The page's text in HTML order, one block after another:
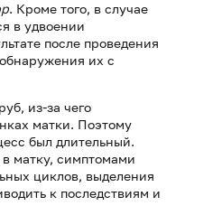
. Кроме того, в случае
в удвоении
после проведения
их с
из-за чего
матки. Поэтому
был длительный.
матку, симптомами
циклов, выделения
к последствиям и